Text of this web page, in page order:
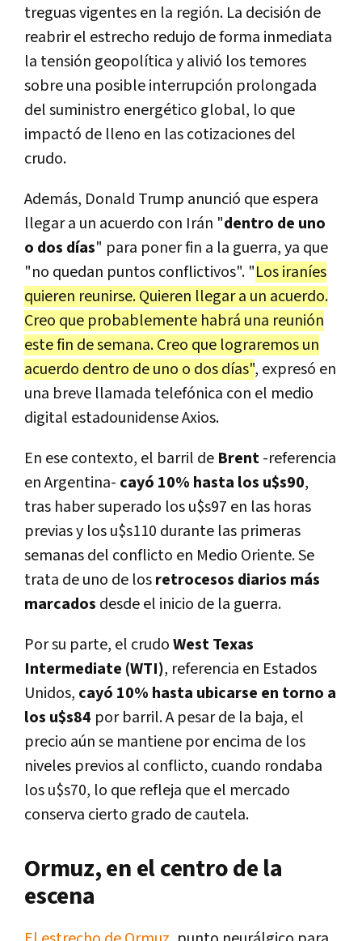
treguas vigentes en la región. La decisión de
reabrir el estrecho redujo de forma inmediata
la tensión geopolítica y alivió los temores
sobre una posible interrupción prolongada
del suministro energético global, lo que
impactó de lleno en las cotizaciones del
crudo.
Además, Donald Trump anunció que espera
llegar a un acuerdo con Irán "dentro de uno
o dos días" para poner fin a la guerra, ya que
"no quedan puntos conflictivos". "Los iraníes
quieren reunirse. Quieren llegar a un acuerdo.
Creo que probablemente habrá una reunión
este fin de semana.Creo que lograremos un
acuerdo dentro de uno o dos días", expresó en
una breve llamada telefónica con el medio
digital estadounidense Axios.
En ese contexto, el barril de Brent-referencia
en Argentina- cayó 10% hasta los u$s90,
tras haber superado los u$s97 en las horas
previas y los u$s110 durante las primeras
semanas del conflicto en Medio Oriente. Se
trata de uno de losretrocesos diarios más
marcados desde el inicio de la guerra.
Por su parte, el crudoWest Texas
Intermediate (WTI), referencia en Estados
Unidos, cayó 10% hasta ubicarse en torno a
los u$s84 por barril. A pesar de la baja, el
precio aún se mantiene por encima de los
niveles previos al conflicto, cuando rondaba
los u$s70, lo que refleja que el mercado
conserva cierto grado de cautela.
Ormuz, en el centro de la
escena